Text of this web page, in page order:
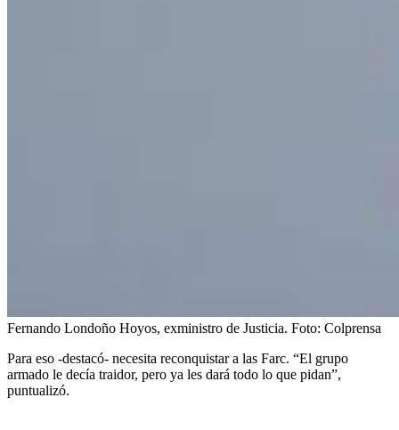
Fernando Londoño Hoyos, exministro de Justicia. Foto: Colprensa
Para eso -destacó- necesita reconquistar a las Farc. “El grupo
armado le decía traidor, pero ya les dará todo lo que pidan”,
puntualizó.